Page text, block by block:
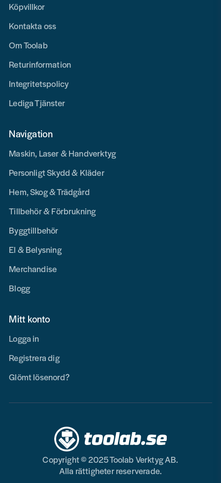
Köpvillkor
Kontakta oss
Om Toolab
Returinformation
Integritetspolicy
Lediga Tjänster
Navigation
Maskin, Laser & Handverktyg
Personligt Skydd & Kläder
Hem, Skog & Trädgård
Tillbehör & Förbrukning
Byggtillbehör
El & Belysning
Merchandise
Blogg
Mitt konto
Logga in
Registrera dig
Glömt lösenord?
Copyright © 2025 Toolab Verktyg AB.
Alla rättigheter reserverade.